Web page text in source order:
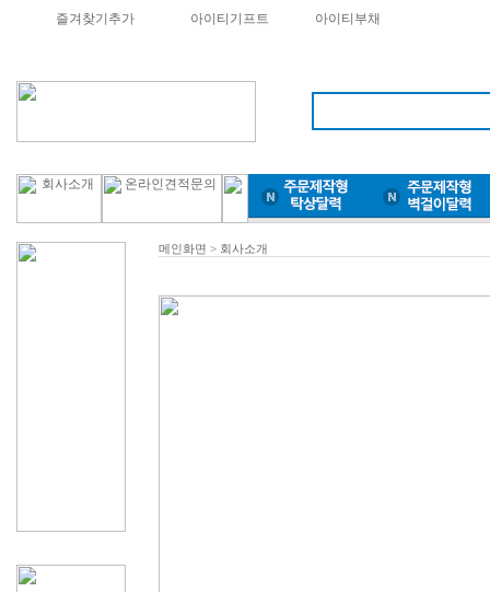
즐겨찾기추가 아이티기프트 아이티부채
메인화면 > 회사소개